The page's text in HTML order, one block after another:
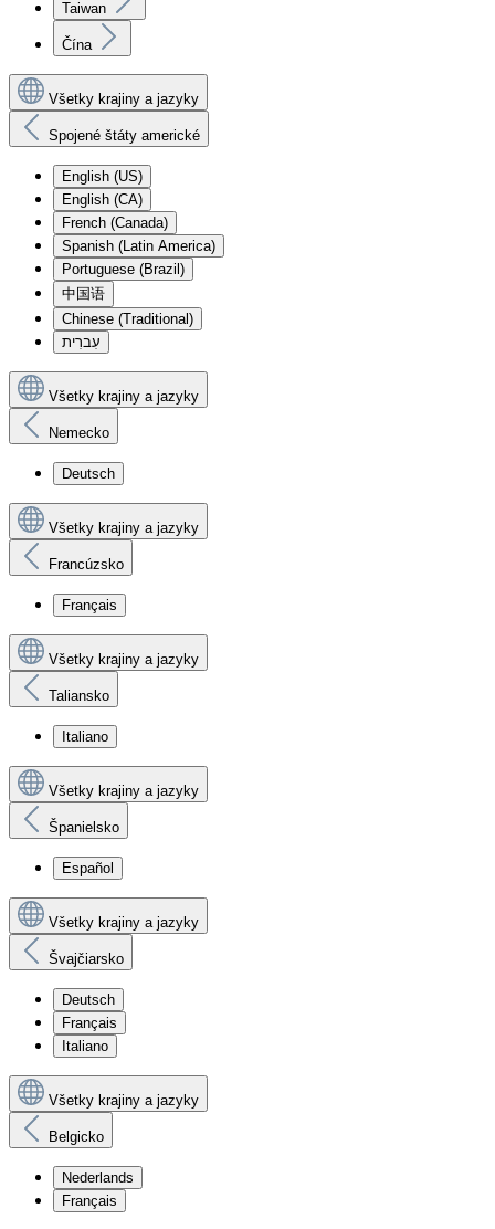
Taiwan
Čína
Všetky krajiny a jazyky
Spojené štáty americké
English (US)
English (CA)
French (Canada)
Spanish (Latin America)
Portuguese (Brazil)
中国语
Chinese (Traditional)
עִברִית
Všetky krajiny a jazyky
Nemecko
Deutsch
Všetky krajiny a jazyky
Francúzsko
Français
Všetky krajiny a jazyky
Taliansko
Italiano
Všetky krajiny a jazyky
Španielsko
Español
Všetky krajiny a jazyky
Švajčiarsko
Deutsch
Français
Italiano
Všetky krajiny a jazyky
Belgicko
Nederlands
Français